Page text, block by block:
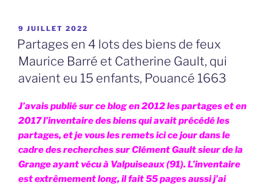
PUBLIÉ
LE
9 JUILLET 2022
Partages en 4 lots des biens de feux
Maurice Barré et Catherine Gault, qui
avaient eu 15 enfants, Pouancé 1663
J’avais publié sur ce blog en 2012 les partages et en
2017 l’inventaire des biens qui avait précédé les
partages, et je vous les remets ici ce jour dans le
cadre des recherches sur Clément Gault sieur de la
Grange ayant vécu à Valpuiseaux (91). L’inventaire
est extrêmement long, il fait 55 pages aussi j’ai